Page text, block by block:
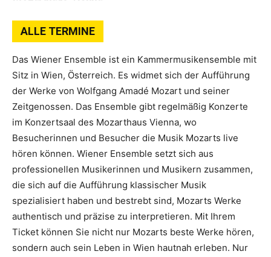
ALLE TERMINE
Das Wiener Ensemble ist ein Kammermusikensemble mit
Sitz in Wien, Österreich. Es widmet sich der Aufführung
der Werke von Wolfgang Amadé Mozart und seiner
Zeitgenossen. Das Ensemble gibt regelmäßig Konzerte
im Konzertsaal des Mozarthaus Vienna, wo
Besucherinnen und Besucher die Musik Mozarts live
hören können. Wiener Ensemble setzt sich aus
professionellen Musikerinnen und Musikern zusammen,
die sich auf die Aufführung klassischer Musik
spezialisiert haben und bestrebt sind, Mozarts Werke
authentisch und präzise zu interpretieren. Mit Ihrem
Ticket können Sie nicht nur Mozarts beste Werke hören,
sondern auch sein Leben in Wien hautnah erleben. Nur